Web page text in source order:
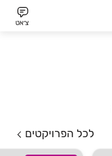
צ׳אט
לכל הפרויקטים